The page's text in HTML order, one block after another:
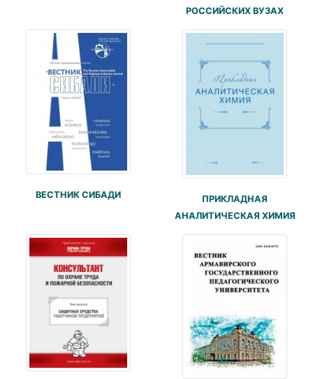
РОССИЙСКИХ ВУЗАХ
ВЕСТНИК СИБАДИ
ПРИКЛАДНАЯ
АНАЛИТИЧЕСКАЯ ХИМИЯ